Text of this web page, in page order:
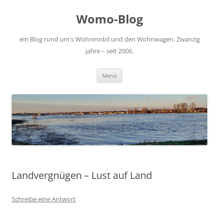
Womo-Blog
ein Blog rund um's Wohnmobil und den Wohnwagen. Zwanzig
Jahre – seit 2006.
Menü
Landvergnügen – Lust auf Land
Schreibe eine Antwort